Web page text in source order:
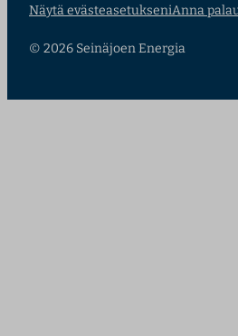
Näytä evästeasetukseniAnna
© 2026 Seinäjoen Energia